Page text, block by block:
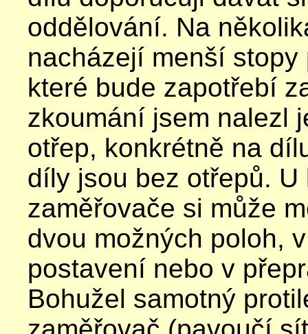
oddělování. Na
nacházejí menší
které bude zapotřebí
zkoumání jsem nalezl
otřep, konkrétně na
díly jsou bez otřepů. U
zaměřovače si může
dvou možných poloh,
postavení nebo v
Bohužel samotný